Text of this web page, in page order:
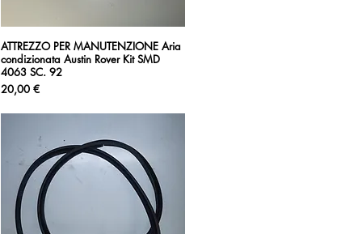
Vista rapida
ATTREZZO PER MANUTENZIONE Aria
condizionata Austin Rover Kit SMD
4063 SC. 92
Prezzo
20,00 €